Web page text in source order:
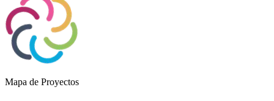
Mapa de Proyectos